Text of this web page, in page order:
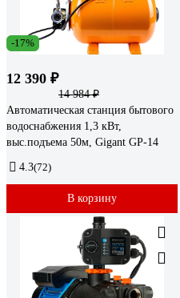
-17%
12 390 ₽
14 984 ₽
Автоматическая станция бытового
водоснабжения 1,3 кВт,
выс.подъема 50м, Gigant GP-14
4.3(72)
В корзину